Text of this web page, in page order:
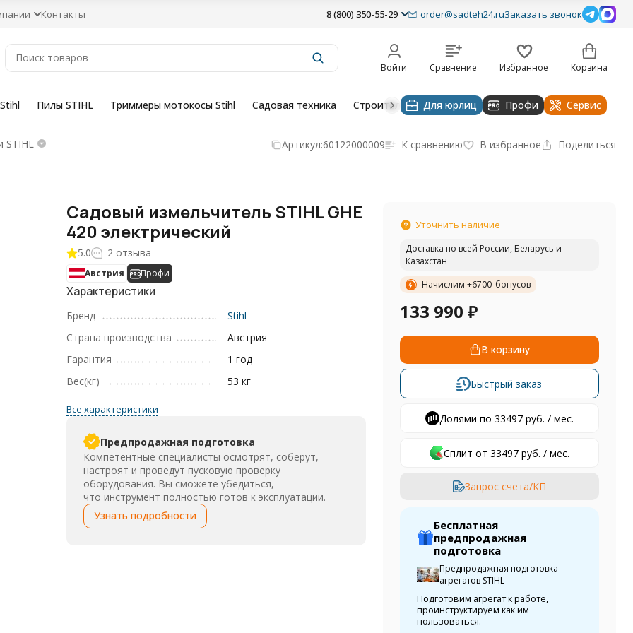
Контакты 8 (800) 350-55-29 order@sadteh24.ruЗаказать звонок
Войти Сравнение Избранное Корзина
Пилы STIHL Триммеры мотокосы Stihl Садовая техника Строительная техника Очистительные устройства
Для юрлиц Профи Сервис
Артикул:60122000009 К сравнению В избранное Поделиться
Садовый измельчитель STIHL GHE
420 электрический
5.0 2 отзыва
Австрия Профи
Характеристики
Бренд
Stihl
Страна производства
Австрия
Гарантия
1 год
Вес(кг)
53 кг
Все характеристики
Предпродажная подготовка
Компетентные специалисты осмотрят, соберут,
настроят и проведут пусковую проверку
оборудования. Вы сможете убедиться,
что инструмент полностью готов к эксплуатации.
Узнать подробности
Уточнить наличие
Доставка по всей России, Беларусь и
Казахстан
Начислим +6700 бонусов
133 990 ₽
В корзину
Быстрый заказ
Долями по 33497 руб. / мес.
Сплит от 33497 руб. / мес.
Запрос счета/КП
Бесплатная
предпродажная
подготовка
Предпродажная подготовка
агрегатов STIHL
Подготовим агрегат к работе,
проинструктируем как им
пользоваться.